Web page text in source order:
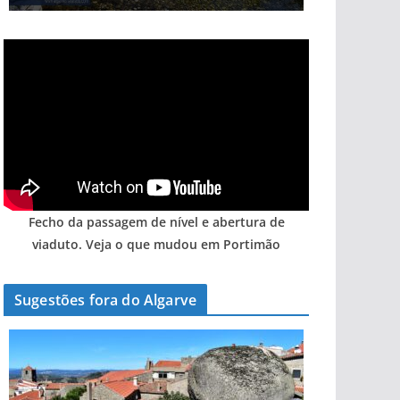
Fecho da passagem de nível e abertura de
viaduto. Veja o que mudou em Portimão
Sugestões fora do Algarve